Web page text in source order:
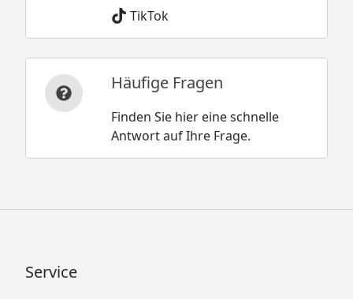
TikTok
Häufige Fragen
Finden Sie hier eine schnelle
Antwort auf Ihre Frage.
Service